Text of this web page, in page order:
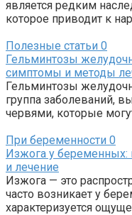
является редким
которое приводит к
Полезные статьи 0
Гельминтозы
симптомы и методы
Гельминтозы
группа заболеваний,
червями, которые
При беременности 0
Изжога у беременных:
и лечение
Изжога — это
часто возникает у
характеризуется